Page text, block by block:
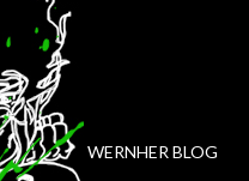
WERNHER BLOG